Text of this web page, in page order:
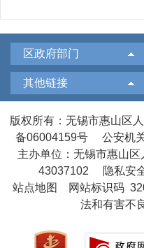
区政府部门
其他链接
版权所有：无锡市惠山区
备06004159号
公安机
主办单位：无锡市惠山区
43037102
隐私安
站点地图
网站标识码
法和有害不